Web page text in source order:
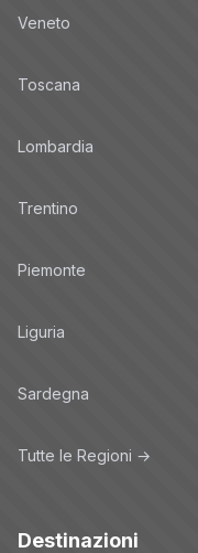
Veneto
Toscana
Lombardia
Trentino
Piemonte
Liguria
Sardegna
Tutte le Regioni →
Destinazioni